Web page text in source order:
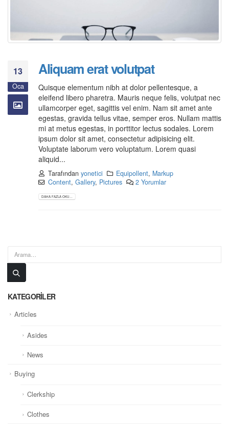
13
Oca
Aliquam erat volutpat
Quisque elementum nibh at dolor pellentesque, a
eleifend libero pharetra. Mauris neque felis, volutpat nec
ullamcorper eget, sagittis vel enim. Nam sit amet ante
egestas, gravida tellus vitae, semper eros. Nullam mattis
mi at metus egestas, in porttitor lectus sodales. Lorem
ipsum dolor sit amet, consectetur adipisicing elit.
Voluptate laborum vero voluptatum. Lorem quasi
aliquid...
Tarafından yonetici Equipollent, Markup
Content, Gallery, Pictures 2 Yorumlar
DAHA FAZLA OKU...
KATEGORILER
Articles
Asides
News
Buying
Clerkship
Clothes